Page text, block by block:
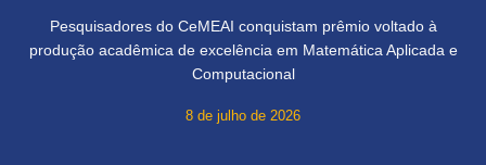
Pesquisadores do CeMEAI conquistam prêmio voltado à
produção acadêmica de excelência em Matemática Aplicada e
Computacional
8 de julho de 2026